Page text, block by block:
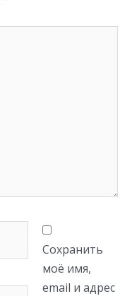
Сохранить
моё имя,
email и адрес